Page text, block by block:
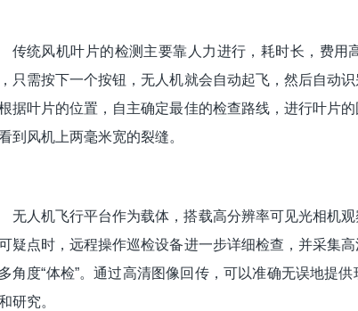
传统风机叶片的检测主要靠人力进行，耗时长，费
只需按下一个按钮，无人机就会自动起飞，然后自动
据叶片的位置，自主确定最佳的检查路线，进行叶片
到风机上两毫米宽的裂缝。
无人机飞行平台作为载体，搭载高分辨率可见光相机
疑点时，远程操作巡检设备进一步详细检查，并采集
角度“体检”。通过高清图像回传，可以准确无误地提
研究。